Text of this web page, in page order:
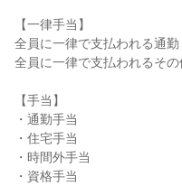
【一律手当】
全員に一律で支払われる通
全員に一律で支払われるそ
【手当】
・通勤手当
・住宅手当
・時間外手当
・資格手当